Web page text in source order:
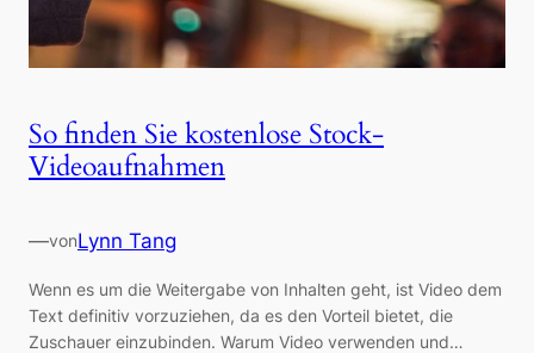
So finden Sie kostenlose Stock-
Videoaufnahmen
—vonLynn Tang
Wenn es um die Weitergabe von Inhalten geht, ist Video dem
Text definitiv vorzuziehen, da es den Vorteil bietet, die
Zuschauer einzubinden. Warum Video verwenden und…